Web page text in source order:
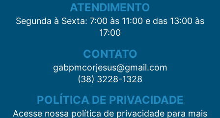
ATENDIMENTO
Segunda à Sexta: 7:00 às 11:00 e das 13:00 às
17:00
CONTATO
gabpmcorjesus@gmail.com
(38) 3228-1328
POLÍTICA DE PRIVACIDADE
Acesse nossa política de privacidade para mais